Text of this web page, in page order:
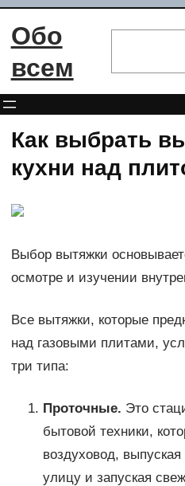
Перейти
Обо
всем
Как выбрать
кухни над
Выбор вытяжки
осмотре и изучении
Все вытяжки, которые
над газовыми плитами,
три типа:
Проточные. Это
бытовой техники,
воздуховод,
улицу и запуская